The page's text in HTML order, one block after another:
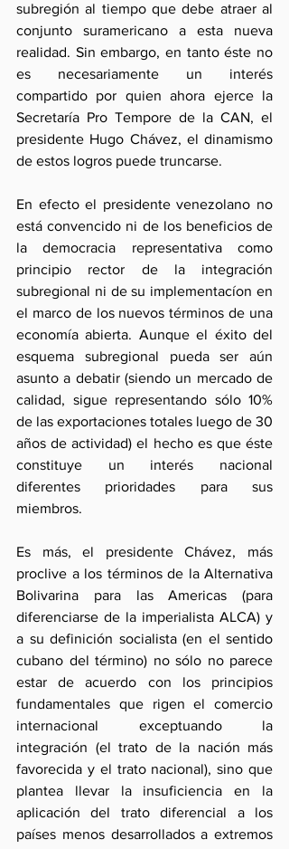
subregión al tiempo que debe atraer al
conjunto suramericano a esta nueva
realidad. Sin embargo, en tanto éste no
es necesariamente un interés
compartido por quien ahora ejerce la
Secretaría Pro Tempore de la CAN, el
presidente Hugo Chávez, el dinamismo
de estos logros puede truncarse.
En efecto el presidente venezolano no
está convencido ni de los beneficios de
la democracia representativa como
principio rector de la integración
subregional ni de su implementacíon en
el marco de los nuevos términos de una
economía abierta. Aunque el éxito del
esquema subregional pueda ser aún
asunto a debatir (siendo un mercado de
calidad, sigue representando sólo 10%
de las exportaciones totales luego de 30
años de actividad) el hecho es que éste
constituye un interés nacional
diferentes prioridades para sus
miembros.
Es más, el presidente Chávez, más
proclive a los términos de la Alternativa
Bolivarina para las Americas (para
diferenciarse de la imperialista ALCA) y
a su definición socialista (en el sentido
cubano del término) no sólo no parece
estar de acuerdo con los principios
fundamentales que rigen el comercio
internacional exceptuando la
integración (el trato de la nación más
favorecida y el trato nacional), sino que
plantea llevar la insuficiencia en la
aplicación del trato diferencial a los
países menos desarrollados a extremos